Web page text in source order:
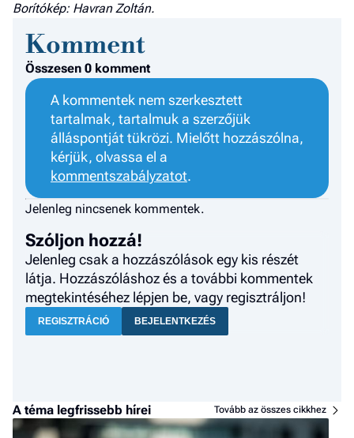
Borítókép: Havran Zoltán.
Komment
Összesen 0 komment
A kommentek nem szerkesztett
tartalmak, tartalmuk a szerzőjük
álláspontját tükrözi. Mielőtt hozzászólna,
kérjük, olvassa el a
kommentszabályzatot.
Jelenleg nincsenek kommentek.
Szóljon hozzá!
Jelenleg csak a hozzászólások egy kis részét
látja. Hozzászóláshoz és a további kommentek
megtekintéséhez lépjen be, vagy regisztráljon!
REGISZTRÁCIÓ BEJELENTKEZÉS
A téma legfrissebb hírei Tovább az összes cikkhez